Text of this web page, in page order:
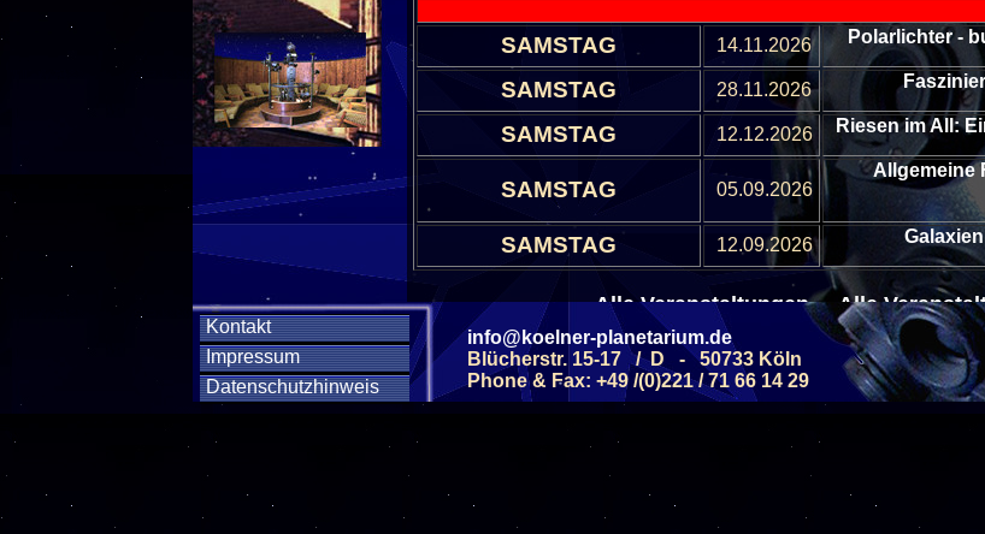
Kontakt
Impressum
Datenschutzhinweis
SAMSTAG 14.11.2026 Polarlichter -
SAMSTAG 28.11.2026
SAMSTAG 12.12.2026 Riesen im All:
SAMSTAG 05.09.2026
Allgemeine
SAMSTAG 12.09.2026
Alle Veranstaltungen Alle
info@koelner-planetarium.de
Blücherstr. 15-17 / D - 50733 Köln
Phone & Fax: +49 /(0)221 / 71 66 14 29